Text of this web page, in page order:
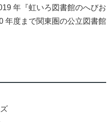
年『虹いろ図書館のへびお
年度まで関東圏の公立図書館